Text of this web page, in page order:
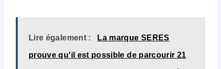
Lire également : La marque SERES
prouve qu'il est possible de parcourir 21